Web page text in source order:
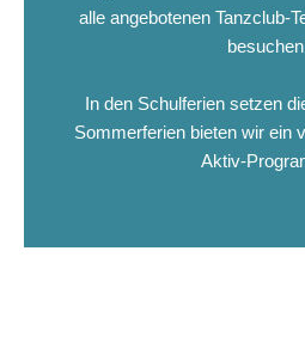
alle angebotenen Tanzclub-
In den Schulferien setzen
Sommerferien bieten wir ein
Aktiv-